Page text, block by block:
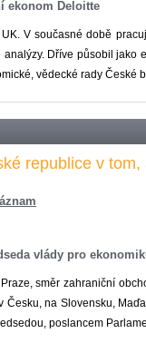
ekonom Deloitte
V současné době
Dříve působil
vědecké rady
republice v
vlády pro
směr zahraniční
na Slovensku,
poslancem